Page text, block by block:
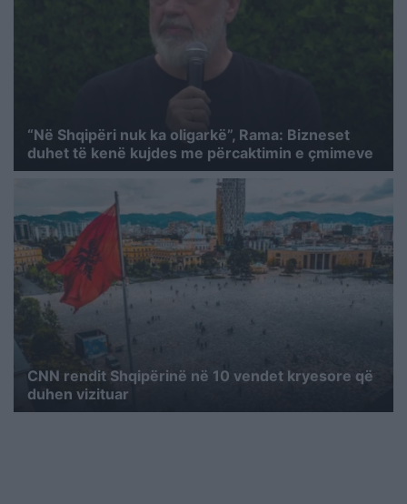
“Në Shqipëri nuk ka oligarkë”, Rama: Bizneset
duhet të kenë kujdes me përcaktimin e çmimeve
CNN rendit Shqipërinë në 10 vendet kryesore që
duhen vizituar